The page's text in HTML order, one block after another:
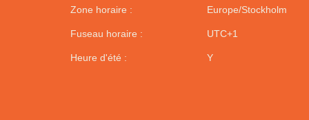
Zone horaire : Europe/Stockholm
Fuseau horaire : UTC+1
Heure d'été : Y